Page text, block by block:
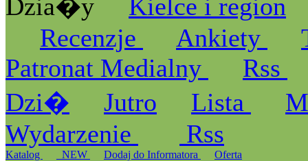
Dzia�y
Kielce i region
Recenzje
Ankiety
Patronat Medialny
Rss
Dzi�
Jutro Lista
Wydarzenie
Rss
Katalog _NEW Dodaj do Informatora Oferta